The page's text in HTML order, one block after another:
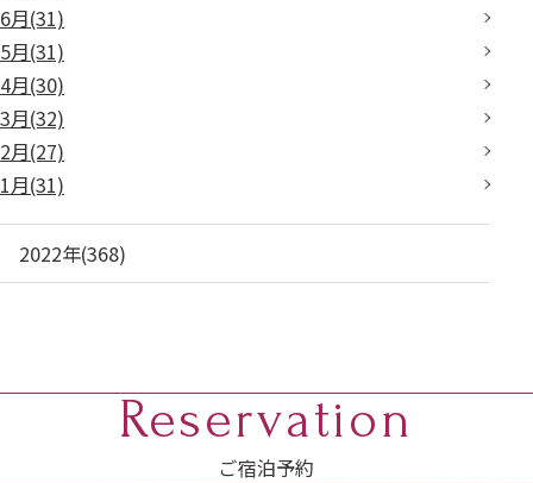
6月(31)
5月(31)
4月(30)
3月(32)
2月(27)
1月(31)
2022年(368)
Reservation
ご宿泊予約